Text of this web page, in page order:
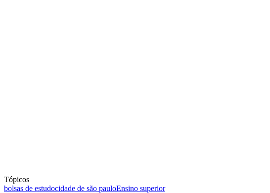
Tópicos
bolsas de estudocidade de são pauloEnsino superior